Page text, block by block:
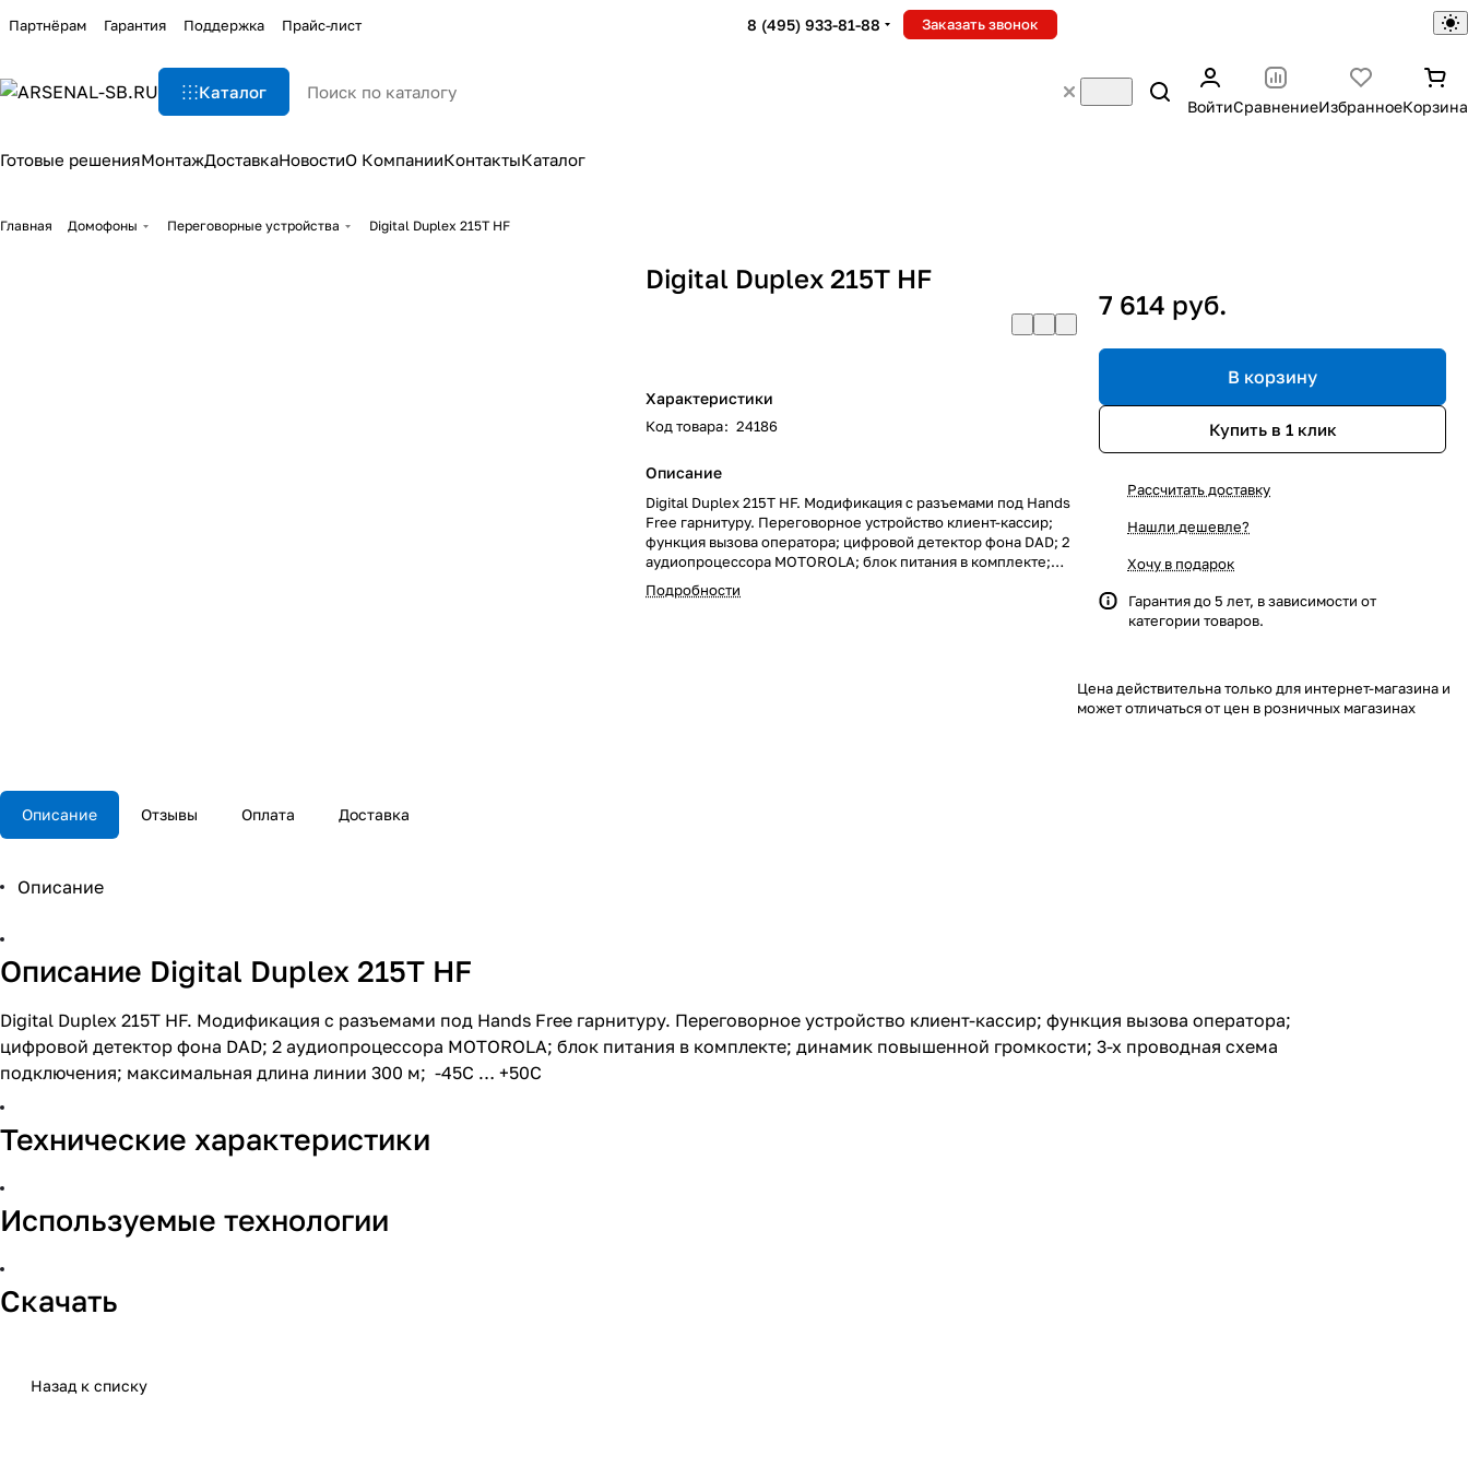
Партнёрам Гарантия Поддержка Прайс-лист 8 (495) 933-81-88 Заказать звонок
Каталог
ВойтиСравнениеИзбранноеКорзина
Готовые решенияМонтажДоставкаНовостиО КомпанииКонтактыКаталог
Главная Домофоны Переговорные устройства Digital Duplex 215Т HF
Digital Duplex 215Т HF
Характеристики
Код товара: 24186
Описание
Digital Duplex 215Т HF. Модификация с разъемами под Hands
Free гарнитуру. Переговорное устройство клиент-кассир;
функция вызова оператора; цифровой детектор фона DAD; 2
аудиопроцессора MOTOROLA; блок питания в комплекте;
динамик повышенной громкости; 3-х проводная схема
подключения; максимальная длина линии 300 м; -45С …
Подробности
7 614 руб.
В корзину
Купить в 1 клик
Рассчитать доставку
Нашли дешевле?
Хочу в подарок
Гарантия до 5 лет, в зависимости от
категории товаров.
Цена действительна только для интернет-магазина и
может отличаться от цен в розничных магазинах
Описание Отзывы Оплата Доставка
Описание
Описание Digital Duplex 215Т HF
Digital Duplex 215Т HF. Модификация с разъемами под Hands Free гарнитуру. Переговорное устройство клиент-кассир; функция вызова оператора;
цифровой детектор фона DAD; 2 аудиопроцессора MOTOROLA; блок питания в комплекте; динамик повышенной громкости; 3-х проводная схема
подключения; максимальная длина линии 300 м; -45С … +50С
Технические характеристики
Используемые технологии
Скачать
Назад к списку